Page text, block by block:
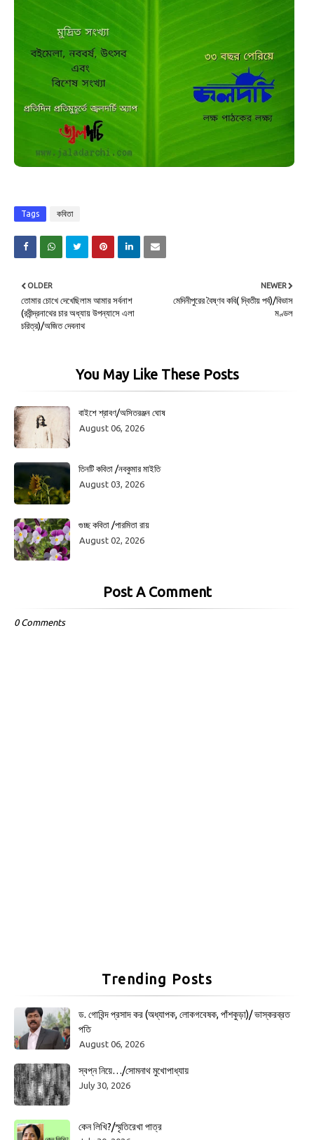
Tags কবিতা
NEWER
মেদিনীপুরের বৈষ্ণব কবি( দ্বিতীয় পর্ব)/বিভাস
মণ্ডল
OLDER
তোমার চোখে দেখেছিলাম আমার সর্বনাশ
(রবীন্দ্রনাথের চার অধ্যায় উপন্যাসে এলা
চরিত্র)/অজিত দেবনাথ
You May Like These Posts
বাইশে শ্রাবণ/অসিতরঞ্জন ঘোষ
August 06, 2026
তিনটি কবিতা /নবকুমার মাইতি
August 03, 2026
গুচ্ছ কবিতা /পারমিতা রায়
August 02, 2026
Post A Comment
0 Comments
Trending Posts
ড. গোবিন্দ প্রসাদ কর (অধ্যাপক, লোকগবেষক, পাঁশকুড়া)/ ভাস্করব্রত
পতি
August 06, 2026
স্বপ্ন নিয়ে…/সোমনাথ মুখোপাধ্যায়
July 30, 2026
কেন লিখি?/স্মৃতিরেখা পাত্র